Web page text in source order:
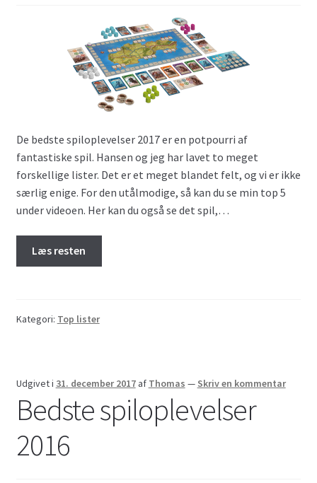
De bedste spiloplevelser 2017 er en potpourri af
fantastiske spil. Hansen og jeg har lavet to meget
forskellige lister. Det er et meget blandet felt, og vi er ikke
særlig enige. For den utålmodige, så kan du se min top 5
under videoen. Her kan du også se det spil,…
Læs resten
Kategori: Top lister
Udgivet i 31. december 2017 af Thomas — Skriv en kommentar
Bedste spiloplevelser
2016